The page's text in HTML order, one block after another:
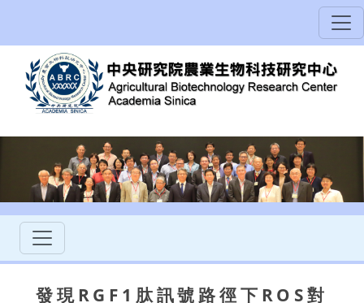
發現RGF1肽訊號路徑下ROS對